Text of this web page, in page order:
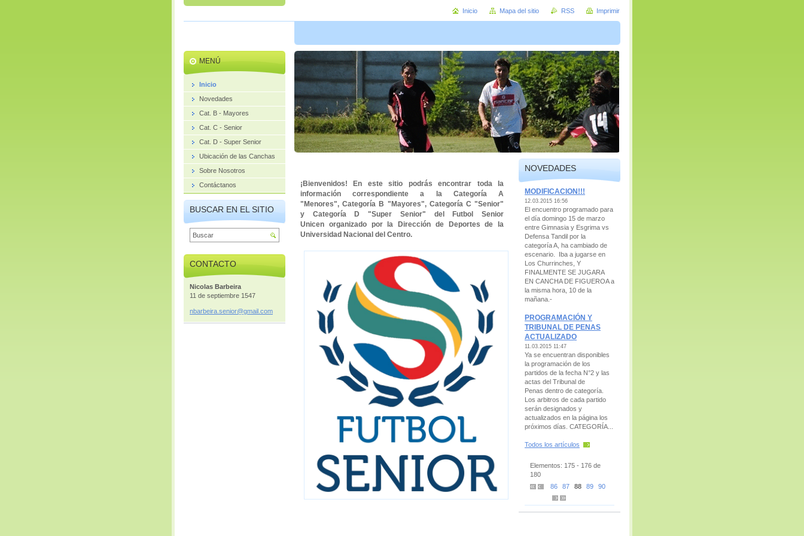
¡Bienvenidos! En este sitio podrás encontrar toda la
información correspondiente a la Categoría A
"Menores", Categoría B "Mayores", Categoría C "Senior"
y Categoría D "Super Senior" del Futbol Senior
Unicen organizado por la Dirección de Deportes de la
Universidad Nacional del Centro.
NOVEDADES
MODIFICACION!!!
12.03.2015 16:56
El encuentro programado para
el día domingo 15 de marzo
entre Gimnasia y Esgrima vs
Defensa Tandil por la
categoría A, ha cambiado de
escenario. Iba a jugarse en
Los Churrinches, Y
FINALMENTE SE JUGARA
EN CANCHA DE FIGUEROA a
la misma hora, 10 de la
mañana.-
PROGRAMACIÓN Y
TRIBUNAL DE PENAS
ACTUALIZADO
11.03.2015 11:47
Ya se encuentran disponibles
la programación de los
partidos de la fecha N°2 y las
actas del Tribunal de
Penas dentro de categoría.
Los arbitros de cada partido
serán designados y
actualizados en la página los
próximos días. CATEGORÍA...
Todos los artículos
Elementos: 175 - 176 de
180
86
87 88 89 90
MENÚ
Inicio
Novedades
Cat. B - Mayores
Cat. C - Senior
Cat. D - Super Senior
Ubicación de las Canchas
Sobre Nosotros
Contáctanos
BUSCAR EN EL SITIO
CONTACTO
Nicolas Barbeira
11 de septiembre 1547
nbarbeira.senior@gmail.com
Inicio Mapa del sitio RSS Imprimir